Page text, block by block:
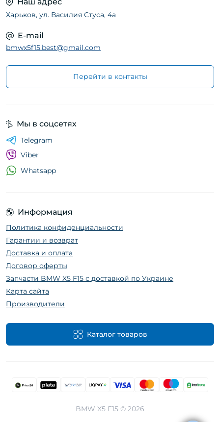
Наш адрес
Харьков, ул. Василия Стуса, 4а
E-mail
bmwx5f15.best@gmail.com
Перейти в контакты
Информация
Политика конфиденциальности
Гарантии и возврат
Доставка и оплата
Договор оферты
Запчасти BMW X5 F15 с доставкой по Украине
Карта сайта
Производители
Каталог товаров
Мы в соцсетях
Telegram
Viber
Whatsapp
BMW X5 F15 © 2026